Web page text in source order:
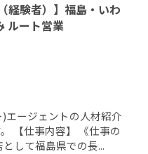
経験者）】福島・いわ
ルート営業
ージェントの人材紹介
【仕事内容】 《仕事の
して福島県での長...